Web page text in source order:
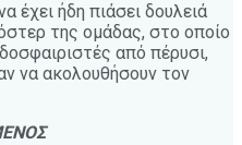
έχει ήδη πιάσει δουλειά
της ομάδας, στο οποίο
από πέρυσι,
να ακολουθήσουν τον